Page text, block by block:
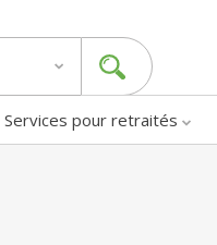
Services pour retraités